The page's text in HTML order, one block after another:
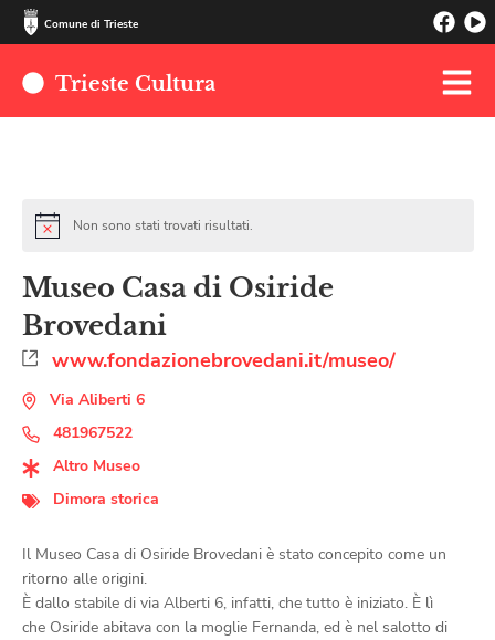
Comune di Trieste
Trieste Cultura
Non sono stati trovati risultati.
Museo Casa di Osiride
Brovedani
www.fondazionebrovedani.it/museo/
Via Aliberti 6
481967522
Altro Museo
Dimora storica
Il Museo Casa di Osiride Brovedani è stato concepito come un
ritorno alle origini.
È dallo stabile di via Alberti 6, infatti, che tutto è iniziato. È lì
che Osiride abitava con la moglie Fernanda, ed è nel salotto di